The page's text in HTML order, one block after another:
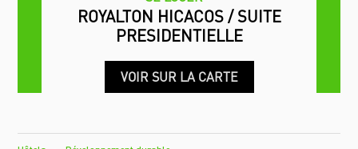
ROYALTON HICACOS / SUITE
PRESIDENTIELLE
SE LOGER